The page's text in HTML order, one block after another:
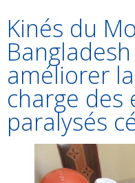
Kinés du
améliorer
charge des
paralysés